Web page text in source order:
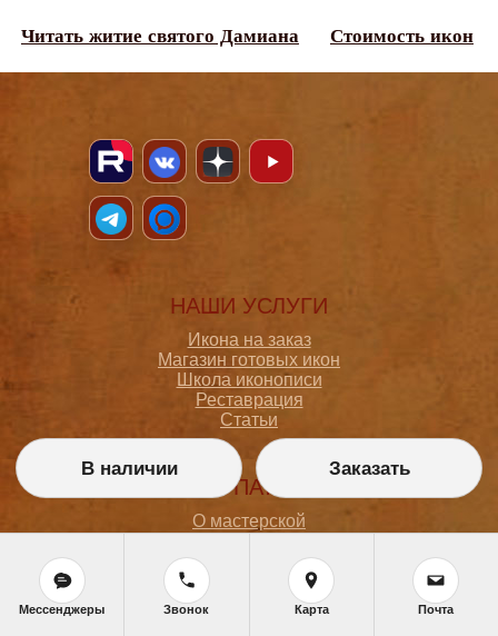
Читать житие святого Дамиана Стоимость икон
НАШИ УСЛУГИ
Икона на заказ
Магазин готовых икон
Школа иконописи
Реставрация
Статьи
ПОКУПАТЕЛЮ
О мастерской
Доставка и оплата
Политика конфиденциальности
Согласие на обработку персональных данных
Политика обработки персональных данных
В наличии Заказать
Мессенджеры Звонок Карта Почта